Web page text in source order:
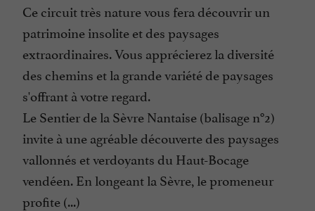
Ce circuit très nature vous fera découvrir un
patrimoine insolite et des paysages
extraordinaires. Vous apprécierez la diversité
des chemins et la grande variété de paysages
s'offrant à votre regard.
Le Sentier de la Sèvre Nantaise (balisage n°2)
invite à une agréable découverte des paysages
vallonnés et verdoyants du Haut-Bocage
vendéen. En longeant la Sèvre, le promeneur
profite (...)